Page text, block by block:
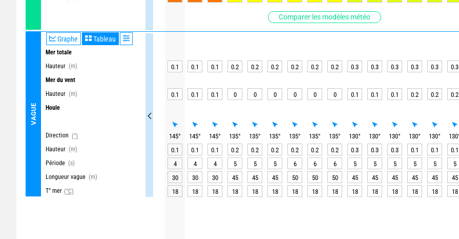
Comparer les modèles météo
VAGUE
Graphe Tableau
Mer totale
Hauteur (m)
Mer du vent
Hauteur (m)
Houle
Direction (°)
Hauteur (m)
Période (s)
Longueur vague (m)
T° mer (°C)
0.1 0.1 0.1 0.2 0.2 0.2 0.2 0.2 0.2 0.3 0.3 0.3 0.3 0.3 0.3
0.1 0.1 0.1 0 0 0 0 0 0 0.1 0.1 0.1 0.2 0.2 0.2
145° 145° 145° 135° 135° 135° 135° 135° 135° 130° 130° 130° 130° 130° 130
0.1
0.1 0.1 0.2 0.2 0.2 0.2 0.2 0.2 0.3 0.3 0.3 0.1 0.1 0.1
4
4 4 5 5 5 6 6 6 5 5 5 5 5 5
30
30 30 45 45 45 50 50 50 45 45 45 45 45 45
18
18 18 18 18 18 18 18 18 18 18 18 18 18 18